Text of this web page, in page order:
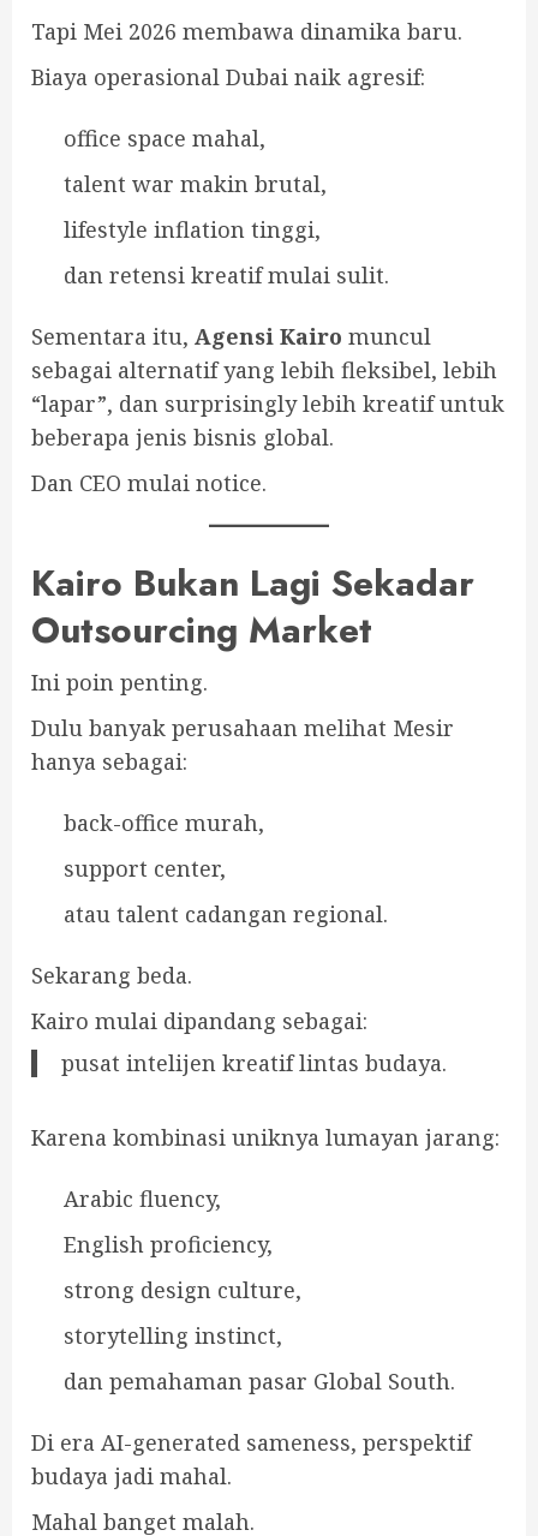
Tapi Mei 2026 membawa dinamika baru.
Biaya operasional Dubai naik agresif:
office space mahal,
talent war makin brutal,
lifestyle inflation tinggi,
dan retensi kreatif mulai sulit.
Sementara itu, Agensi Kairo muncul
sebagai alternatif yang lebih fleksibel, lebih
“lapar”, dan surprisingly lebih kreatif untuk
beberapa jenis bisnis global.
Dan CEO mulai notice.
Kairo Bukan Lagi Sekadar
Outsourcing Market
Ini poin penting.
Dulu banyak perusahaan melihat Mesir
hanya sebagai:
back-office murah,
support center,
atau talent cadangan regional.
Sekarang beda.
Kairo mulai dipandang sebagai:
pusat intelijen kreatif lintas budaya.
Karena kombinasi uniknya lumayan jarang:
Arabic fluency,
English proficiency,
strong design culture,
storytelling instinct,
dan pemahaman pasar Global South.
Di era AI-generated sameness, perspektif
budaya jadi mahal.
Mahal banget malah.